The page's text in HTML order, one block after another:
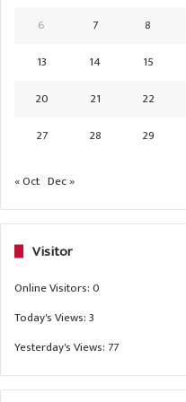
6
7 8
13
14 15
20
21 22
27
28 29
« Oct Dec »
Visitor
Online Visitors:0
Today's Views:3
Yesterday's Views: 77